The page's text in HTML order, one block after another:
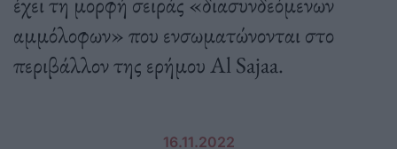
αμμόλοφων» που ενσωματώνονται στο
περιβάλλον της ερήμου Al Sajaa.
16.11.2022